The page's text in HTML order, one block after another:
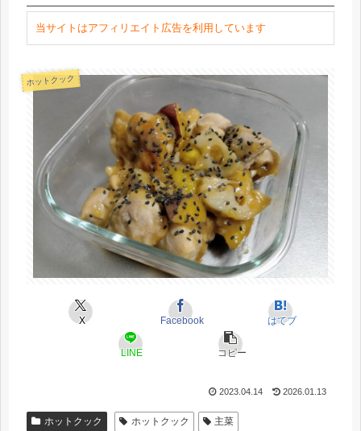
当サイトはアフィリエイト広告を利用しています
ホットクック
X Facebook はてブ
LINE コピー
2023.04.14 2026.01.13
ホットクック ホットクック 主菜